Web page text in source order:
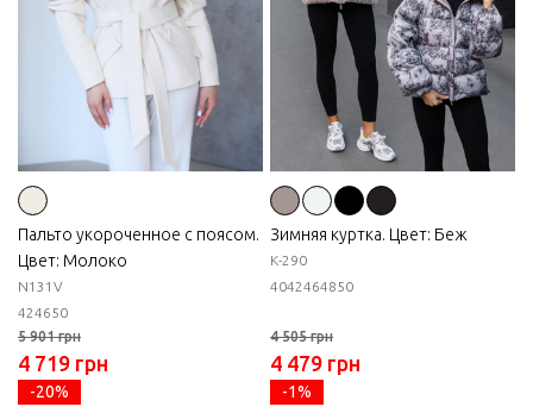
Пальто укороченное с поясом.
Цвет: Молоко
N131V
4246 50
5 901 грн
4 719 грн
-20%
Зимняя куртка. Цвет: Беж
К-290
40424648 50
4 505 грн
4 479 грн
-1%